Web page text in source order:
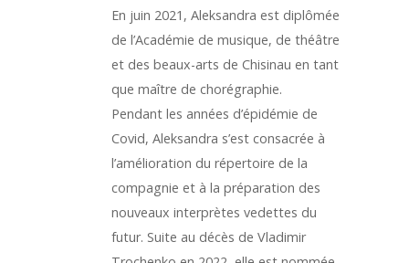
En juin 2021, Aleksandra est diplômée
de l’Académie de musique, de théâtre
et des beaux-arts de Chisinau en tant
que maître de chorégraphie.
Pendant les années d’épidémie de
Covid, Aleksandra s’est consacrée à
l’amélioration du répertoire de la
compagnie et à la préparation des
nouveaux interprètes vedettes du
futur. Suite au décès de Vladimir